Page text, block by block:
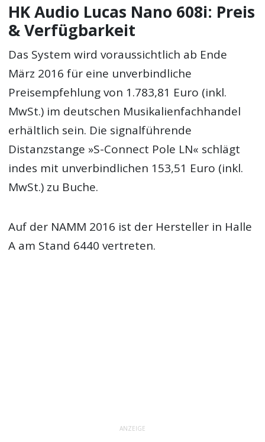
HK Audio Lucas Nano 608i: Preis
& Verfügbarkeit
Das System wird voraussichtlich ab Ende
März 2016 für eine unverbindliche
Preisempfehlung von 1.783,81 Euro (inkl.
MwSt.) im deutschen Musikalienfachhandel
erhältlich sein. Die signalführende
Distanzstange »S-Connect Pole LN« schlägt
indes mit unverbindlichen 153,51 Euro (inkl.
MwSt.) zu Buche.
Auf der NAMM 2016 ist der Hersteller in Halle
A am Stand 6440 vertreten.
ANZEIGE